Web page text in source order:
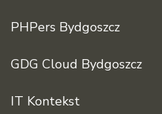
PHPers Bydgoszcz
GDG Cloud Bydgoszcz
IT Kontekst